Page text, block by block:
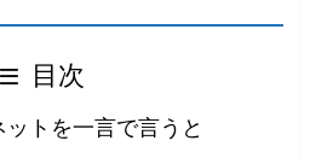
目次
トを一言で言うと